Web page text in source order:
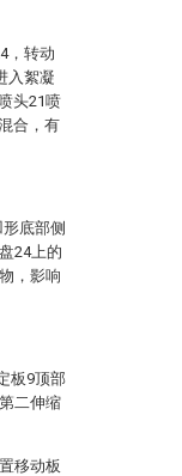
，转动
入絮凝
头21喷
合，有
底部侧
24上的
，影响
板9顶部
二伸缩
移动板